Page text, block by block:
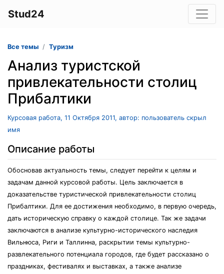
Stud24
Все темы Туризм
Анализ туристской
привлекательности столиц
Прибалтики
Курсовая работа, 11 Октября 2011, автор: пользователь скрыл
имя
Описание работы
Обосновав актуальность темы, следует перейти к целям и
задачам данной курсовой работы. Цель заключается в
доказательстве туристической привлекательности столиц
Прибалтики. Для ее достижения необходимо, в первую очередь,
дать историческую справку о каждой столице. Так же задачи
заключаются в анализе культурно-исторического наследия
Вильнюса, Риги и Таллинна, раскрытии темы культурно-
развлекательного потенциала городов, где будет рассказано о
праздниках, фестивалях и выставках, а также анализе